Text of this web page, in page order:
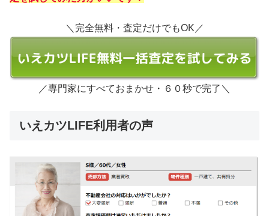
＼完全無料・査定だけでもOK／
／専門家にすべておまかせ・６０秒で完了＼
いえカツLIFE利用者の声